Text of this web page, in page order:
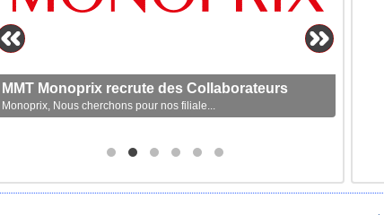
MMT Monoprix recrute des Collaborateurs
Monoprix, Nous cherchons pour nos filiale...